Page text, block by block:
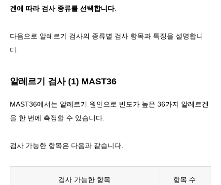
겐에 따라 검사 종류를 선택합니다.
다음으로 알레르기 검사의 종류별 검사 항목과 특징을 설명합니
다.
알레르기 검사 (1) MAST36
MAST36에서는 알레르기 원인으로 빈도가 높은 36가지 알레르겐
을 한 번에 측정할 수 있습니다
검사 가능한 항목은 다음과 같습니다.
검사 가능한 항목 항목 수